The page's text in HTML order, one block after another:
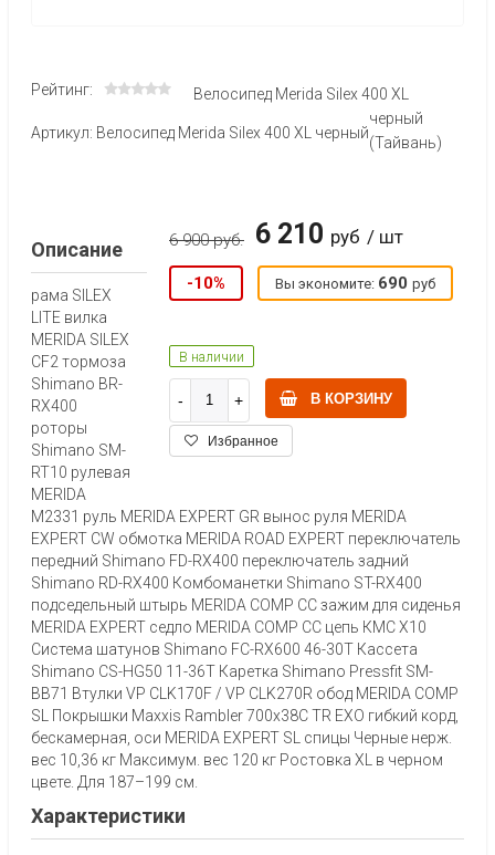
Рейтинг:
Артикул: Велосипед Merida Silex 400 XL черный
Велосипед Merida Silex 400 XL
черный
(Тайвань)
6 900 руб. 6 210 руб / шт
-10% Вы экономите: 690 руб
В наличии
В КОРЗИНУ
Избранное
Описание
рама SILEX
LITE вилка
MERIDA SILEX
CF2 тормоза
Shimano BR-
RX400
роторы
Shimano SM-
RT10 рулевая
MERIDA
M2331 руль MERIDA EXPERT GR вынос руля MERIDA
EXPERT CW обмотка MERIDA ROAD EXPERT переключатель
передний Shimano FD-RX400 переключатель задний
Shimano RD-RX400 Комбоманетки Shimano ST-RX400
подседельный штырь MERIDA COMP CC зажим для сиденья
MERIDA EXPERT седло MERIDA COMP CC цепь КМС Х10
Система шатунов Shimano FC-RX600 46-30T Кассета
Shimano CS-HG50 11-36T Каретка Shimano Pressfit SM-
BB71 Втулки VP CLK170F / VP CLK270R обод MERIDA COMP
SL Покрышки Maxxis Rambler 700x38C TR EXO гибкий корд,
бескамерная, оси MERIDA EXPERT SL спицы Черные нерж.
вес 10,36 кг Максимум. вес 120 кг Ростовка XL в черном
цвете. Для 187–199 см.
Характеристики